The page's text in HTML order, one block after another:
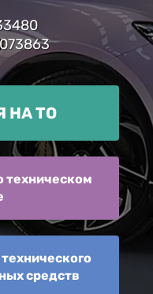
НА ТО
техническом
средств